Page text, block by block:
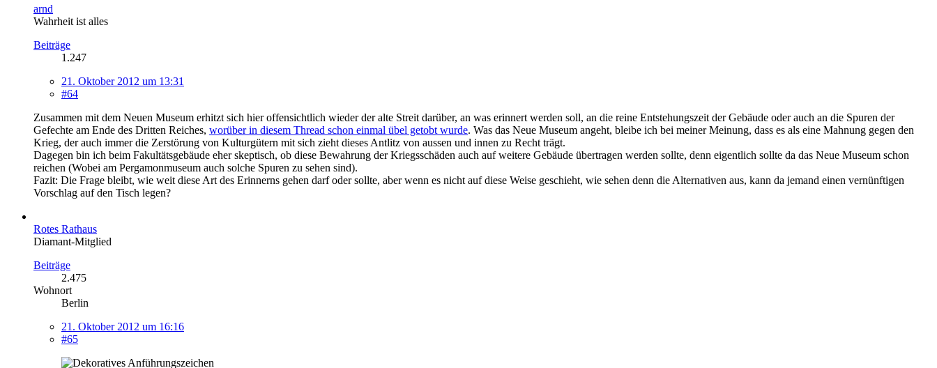
arnd
Wahrheit ist alles
Beiträge
1.247
21. Oktober 2012 um 13:31
#64
Zusammen mit dem Neuen Museum erhitzt sich hier offensichtlich wieder der alte Streit darüber, an was erinnert werden soll, an die reine Entstehungszeit der Gebäude oder auch an die Spuren der
Gefechte am Ende des Dritten Reiches, worüber in diesem Thread schon einmal übel getobt wurde. Was das Neue Museum angeht, bleibe ich bei meiner Meinung, dass es als eine Mahnung gegen den
Krieg, der auch immer die Zerstörung von Kulturgütern mit sich zieht dieses Antlitz von aussen und innen zu Recht trägt.
Dagegen bin ich beim Fakultätsgebäude eher skeptisch, ob diese Bewahrung der Kriegsschäden auch auf weitere Gebäude übertragen werden sollte, denn eigentlich sollte da das Neue Museum schon
reichen (Wobei am Pergamonmuseum auch solche Spuren zu sehen sind).
Fazit: Die Frage bleibt, wie weit diese Art des Erinnerns gehen darf oder sollte, aber wenn es nicht auf diese Weise geschieht, wie sehen denn die Alternativen aus, kann da jemand einen vernünftigen
Vorschlag auf den Tisch legen?
Rotes Rathaus
Diamant-Mitglied
Beiträge
2.475
Wohnort
Berlin
21. Oktober 2012 um 16:16
#65